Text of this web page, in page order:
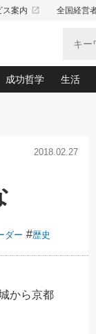
ス案内 launch 全国経営
代の新戦略(12)
勘どころ・ツッコ
スメントの予防策
される「ウェルビ
行る”お店の仕組みづ
めの現場改善(174)
だからお願いした
ム対応 実践マニュア
ム対応の新知識と新
社員に育てる！ 社
産家に学ぶ二世教育
成功哲学
中国哲学に学ぶ
令和時代の「社長
先人の名句名言の
渡部昇一の「日本
経営に活かす“十八
生活
おの
(50)
デジ
リー
ワイ
必読
眼と
社長
米国
2018.02.27
ダー #歴史
から京都